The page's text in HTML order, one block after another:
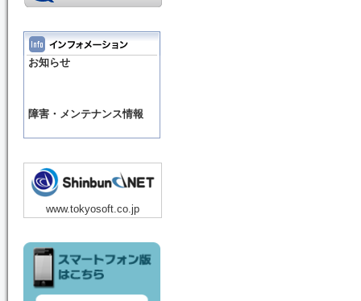
お知らせ
障害・メンテナンス情報
www.tokyosoft.co.jp